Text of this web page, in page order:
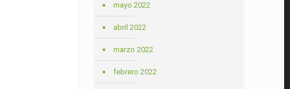
mayo 2022
abril 2022
marzo 2022
febrero 2022